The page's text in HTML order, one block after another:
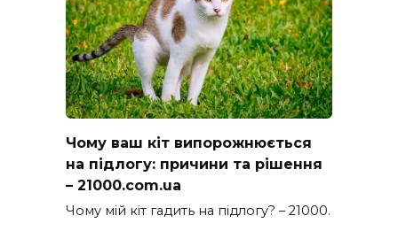
Чому ваш кіт випорожнюється
на підлогу: причини та рішення
– 21000.com.ua
Чому мій кіт гадить на підлогу? – 21000.